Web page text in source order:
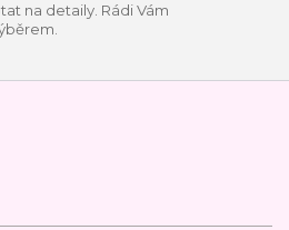
na detaily. Rádi Vám